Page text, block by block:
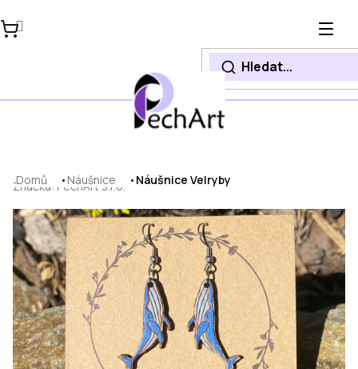
na
obsah
Domů Náušnice Náušnice Velryby
Značka: PechArt s.r.o.